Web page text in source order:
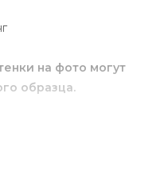
на фото могут
образца.